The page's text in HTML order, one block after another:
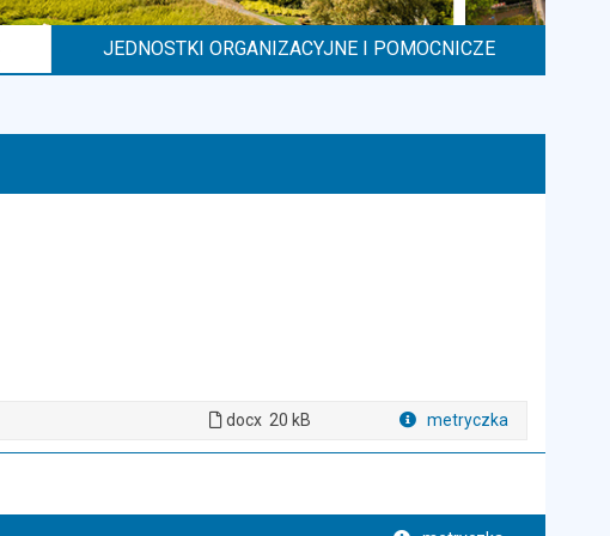
JEDNOSTKI ORGANIZACYJNE I POMOCNICZE
docx 20 kB metryczka